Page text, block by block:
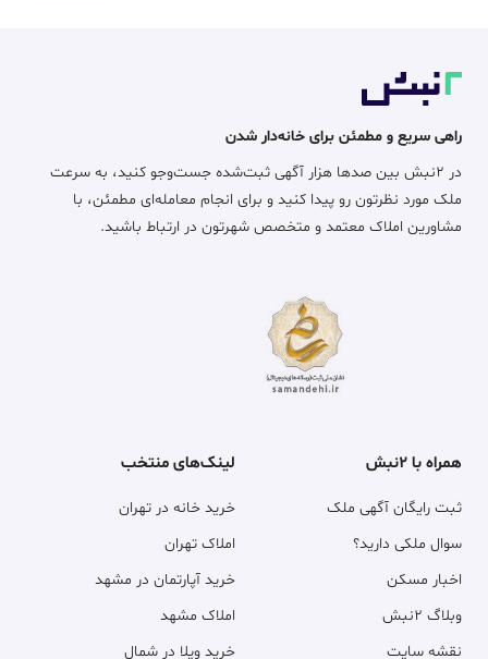
راهی سریع و مطمئن برای خانه‌دار شدن
در ۲نبش بین صدها هزار آگهی ثبت‌شده جست‌وجو کنید، به سرعت
ملک مورد نظرتون رو پیدا کنید و برای انجام معامله‌ای مطمئن، با
مشاورین املاک معتمد و متخصص شهرتون در ارتباط باشید.
همراه با ۲نبش
ثبت رایگان آگهی ملک
سوال ملکی دارید؟
اخبار مسکن
وبلاگ ۲نبش
نقشه سایت
لینک‌های منتخب
خرید خانه در تهران
املاک تهران
خرید آپارتمان در مشهد
املاک مشهد
خرید ویلا در شمال